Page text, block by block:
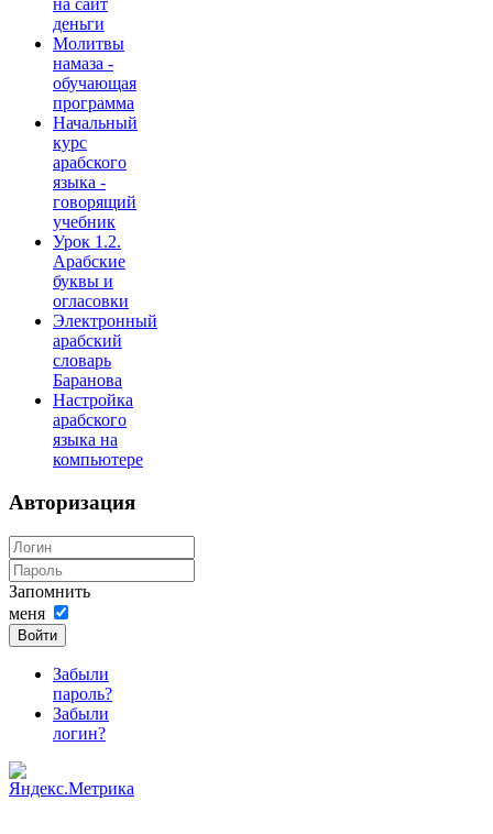
на сайт
деньги
Молитвы
намаза -
обучающая
программа
Начальный
курс
арабского
языка -
говорящий
учебник
Урок 1.2.
Арабские
буквы и
огласовки
Электронный
арабский
словарь
Баранова
Настройка
арабского
языка на
компьютере
Авторизация
Запомнить
меня
Войти
Забыли
пароль?
Забыли
логин?